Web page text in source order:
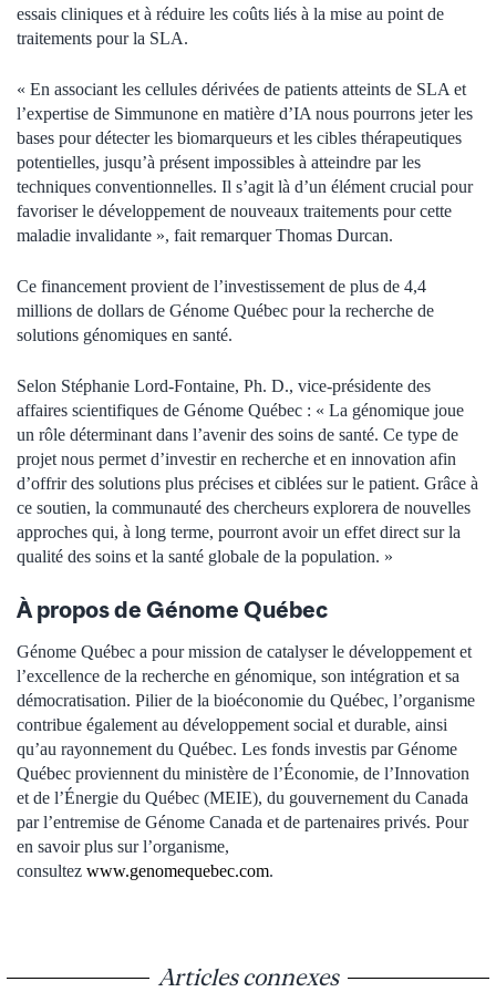
essais cliniques et à réduire les coûts liés à la mise au point de
traitements pour la SLA.
« En associant les cellules dérivées de patients atteints de SLA et
l’expertise de Simmunone en matière d’IA nous pourrons jeter les
bases pour détecter les biomarqueurs et les cibles thérapeutiques
potentielles, jusqu’à présent impossibles à atteindre par les
techniques conventionnelles. Il s’agit là d’un élément crucial pour
favoriser le développement de nouveaux traitements pour cette
maladie invalidante », fait remarquer Thomas Durcan.
Ce financement provient de l’investissement de plus de 4,4
millions de dollars de Génome Québec pour la recherche de
solutions génomiques en santé.
Selon Stéphanie Lord-Fontaine, Ph. D., vice-présidente des
affaires scientifiques de Génome Québec : « La génomique joue
un rôle déterminant dans l’avenir des soins de santé. Ce type de
projet nous permet d’investir en recherche et en innovation afin
d’offrir des solutions plus précises et ciblées sur le patient. Grâce à
ce soutien, la communauté des chercheurs explorera de nouvelles
approches qui, à long terme, pourront avoir un effet direct sur la
qualité des soins et la santé globale de la population. »
À propos de Génome Québec
Génome Québec a pour mission de catalyser le développement et
l’excellence de la recherche en génomique, son intégration et sa
démocratisation. Pilier de la bioéconomie du Québec, l’organisme
contribue également au développement social et durable, ainsi
qu’au rayonnement du Québec. Les fonds investis par Génome
Québec proviennent du ministère de l’Économie, de l’Innovation
et de l’Énergie du Québec (MEIE), du gouvernement du Canada
par l’entremise de Génome Canada et de partenaires privés. Pour
en savoir plus sur l’organisme,
consultez www.genomequebec.com.
Articles connexes